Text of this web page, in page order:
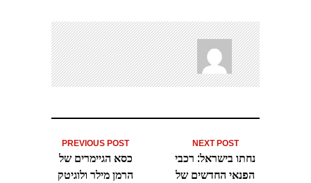
PREVIOUS POST
כסא הגיימרים של
הרמן מילר ולוגיטק
NEXT POST
נחתו בישראל: רכבי
הפנאי החדשים של